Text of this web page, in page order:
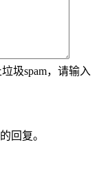
垃圾spam，请输入
回复。